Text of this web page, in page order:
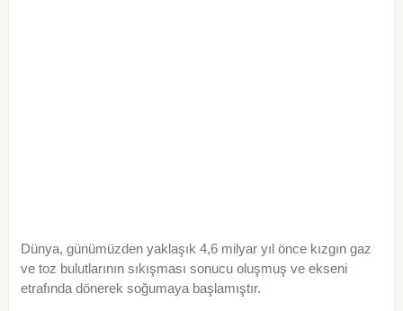
Dünya, günümüzden yaklaşık 4,6 milyar yıl önce kızgın gaz
ve toz bulutlarının sıkışması sonucu oluşmuş ve ekseni
etrafında dönerek soğumaya başlamıştır.